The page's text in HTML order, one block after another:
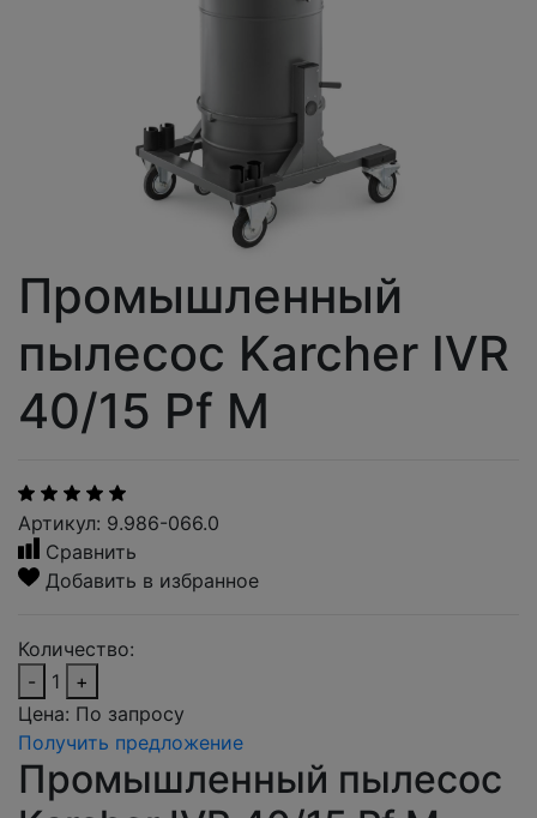
Промышленный
пылесос Karcher IVR
40/15 Pf M
Артикул: 9.986-066.0
Сравнить
Добавить в избранное
Количество:
-
1
+
Цена: По запросу
Получить предложение
Промышленный пылесос